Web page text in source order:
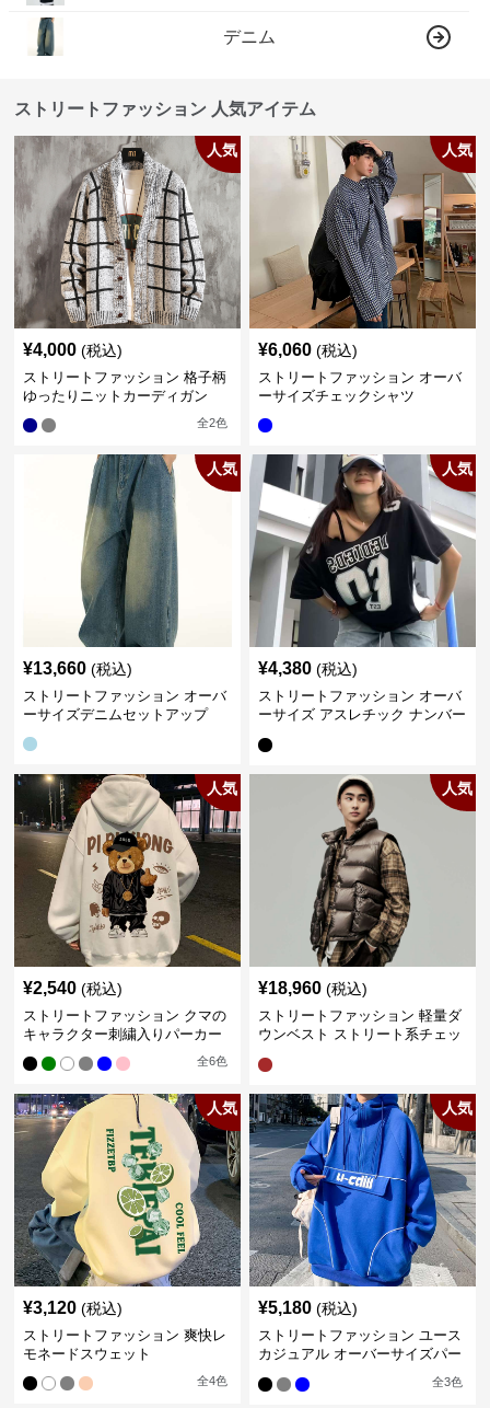
デニム
ストリートファッション 人気アイテム
人気
¥4,000 (税込)
ストリートファッション 格子柄
ゆったりニットカーディガン
全2色
人気
¥6,060 (税込)
ストリートファッション オーバ
ーサイズチェックシャツ
人気
¥13,660 (税込)
ストリートファッション オーバ
ーサイズデニムセットアップ
人気
¥4,380 (税込)
ストリートファッション オーバ
ーサイズ アスレチック ナンバー
人気
¥2,540 (税込)
ストリートファッション クマの
キャラクター刺繍入りパーカー
全6色
人気
¥18,960 (税込)
ストリートファッション 軽量ダ
ウンベスト ストリート系チェッ
人気
¥3,120 (税込)
ストリートファッション 爽快レ
モネードスウェット
全4色
人気
¥5,180 (税込)
ストリートファッション ユース
カジュアル オーバーサイズパー
全3色